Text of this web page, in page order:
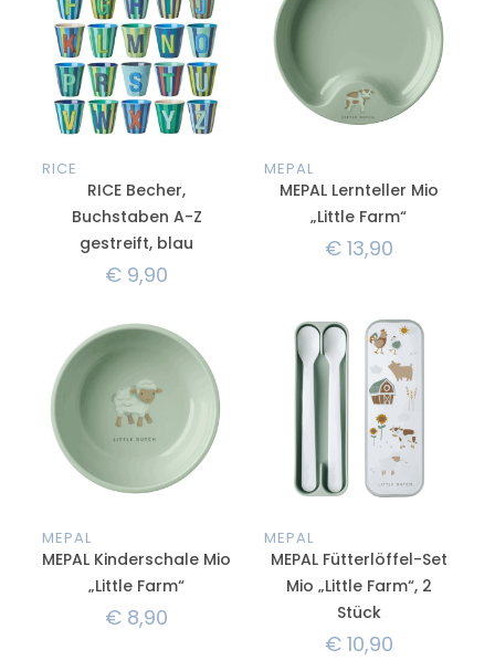
RICE
RICE Becher,
Buchstaben A-Z
gestreift, blau
€ 9,90
MEPAL
MEPAL Lernteller Mio
„Little Farm“
€13,90
MEPAL
MEPAL Kinderschale Mio
„Little Farm“
€ 8,90
MEPAL
MEPAL Fütterlöffel-Set
Mio „Little Farm“, 2
Stück
€10,90